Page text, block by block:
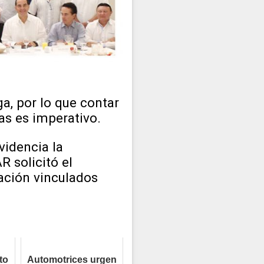
por lo que contar
es imperativo.
la
solicitó el
vinculados
Automotrices urgen